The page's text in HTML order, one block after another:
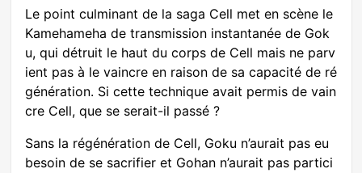
Le point culminant de la saga Cell met en scène le
Kamehameha de transmission instantanée de Gok
u, qui détruit le haut du corps de Cell mais ne parv
ient pas à le vaincre en raison de sa capacité de ré
génération. Si cette technique avait permis de vain
cre Cell, que se serait-il passé ?
Sans la régénération de Cell, Goku n’aurait pas eu
besoin de se sacrifier et Gohan n’aurait pas partici